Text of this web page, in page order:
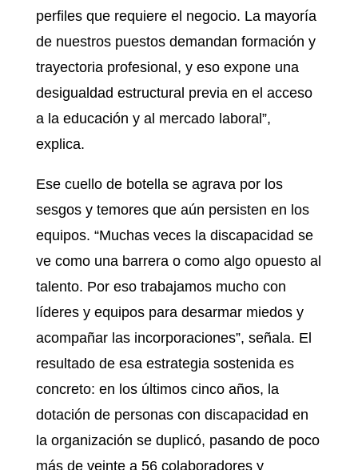
perfiles que requiere el negocio. La mayoría
de nuestros puestos demandan formación y
trayectoria profesional, y eso expone una
desigualdad estructural previa en el acceso
a la educación y al mercado laboral”,
explica.
Ese cuello de botella se agrava por los
sesgos y temores que aún persisten en los
equipos. “Muchas veces la discapacidad se
ve como una barrera o como algo opuesto al
talento. Por eso trabajamos mucho con
líderes y equipos para desarmar miedos y
acompañar las incorporaciones”, señala. El
resultado de esa estrategia sostenida es
concreto: en los últimos cinco años, la
dotación de personas con discapacidad en
la organización se duplicó, pasando de poco
más de veinte a 56 colaboradores y